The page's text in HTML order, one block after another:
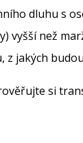
dluhu s
vyšší než
jakých
si